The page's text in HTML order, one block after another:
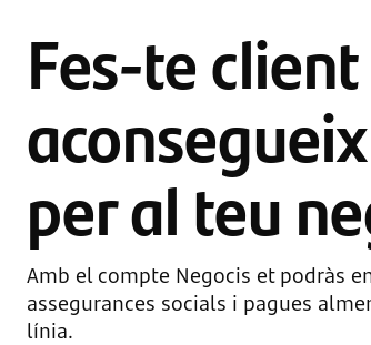
Fes-te
per al teu
Amb el compte Negocis et podràs
assegurances socials i pagues
línia.